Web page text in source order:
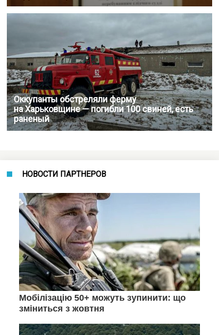
Оккупанты обстреляли ферму
на Харьковщине — погибли 100 свиней, есть
раненый
НОВОСТИ ПАРТНЕРОВ